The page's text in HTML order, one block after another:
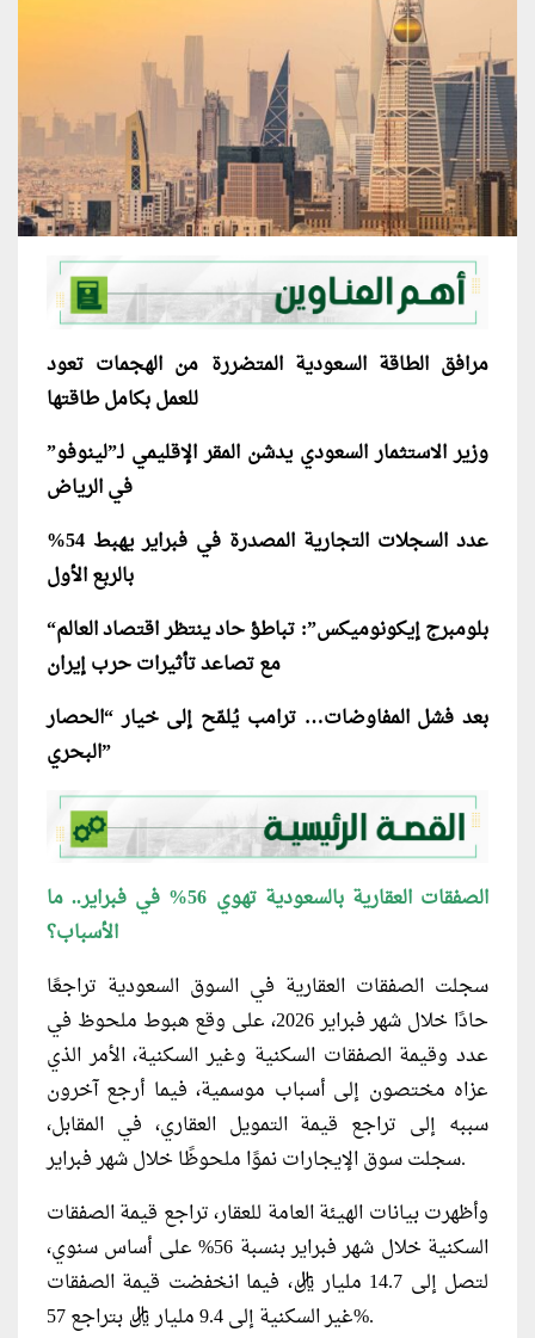
مرافق الطاقة السعودية المتضررة من الهجمات تعود
للعمل بكامل طاقتها
وزير الاستثمار السعودي يدشن المقر الإقليمي لـ”لينوفو”
في الرياض
عدد السجلات التجارية المصدرة في فبراير يهبط 54%
“بلومبرج إيكونوميكس”: تباطؤ حاد ينتظر اقتصاد العالم
مع تصاعد تأثيرات حرب إيران
بعد فشل المفاوضات… ترامب يُلمّح إلى خيار “الحصار
البحري”
الصفقات العقارية بالسعودية تهوي 56% في فبراير.. ما
الأسباب؟
سجلت الصفقات العقارية في السوق السعودية تراجعًا
حادًا خلال شهر فبراير 2026، على وقع هبوط ملحوظ في
عدد وقيمة الصفقات السكنية وغير السكنية، الأمر الذي
عزاه مختصون إلى أسباب موسمية، فيما أرجع آخرون
سببه إلى تراجع قيمة التمويل العقاري، في المقابل،
سجلت سوق الإيجارات نموًا ملحوظًا خلال شهر فبراير.
وأظهرت بيانات الهيئة العامة للعقار، تراجع قيمة الصفقات
السكنية خلال شهر فبراير بنسبة 56% على أساس سنوي،
لتصل إلى 14.7 مليار ريال، فيما انخفضت قيمة الصفقات
غير السكنية إلى 9.4 مليار ريال بتراجع 57%.